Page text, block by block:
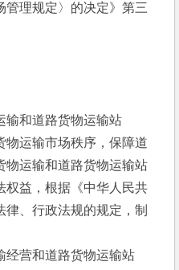
管理规定〉的决定》第三
和道路货物运输站
物运输市场秩序，保障道
物运输和道路货物运输站
权益，根据《中华人民共
、行政法规的规定，制
营和道路货物运输站